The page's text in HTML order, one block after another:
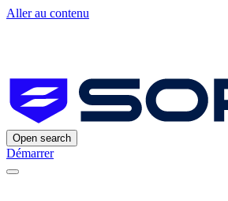
Aller au contenu
Open search
Démarrer